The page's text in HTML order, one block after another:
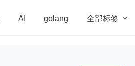
AI golang 全部标签 